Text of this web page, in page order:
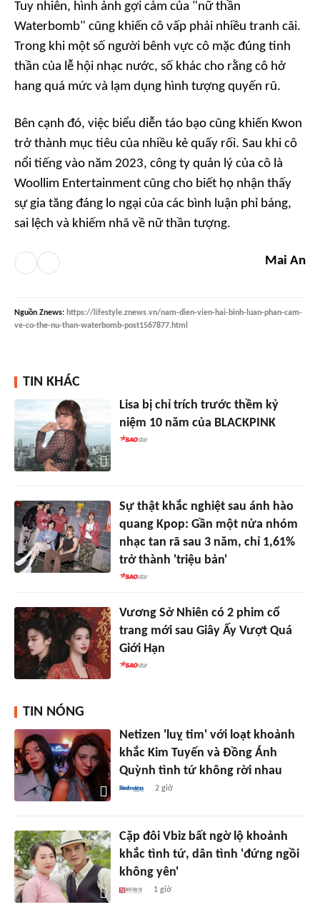
Tuy nhiên, hình ảnh gợi cảm của "nữ thần
Waterbomb" cũng khiến cô vấp phải nhiều tranh cãi.
Trong khi một số người bênh vực cô mặc đúng tinh
thần của lễ hội nhạc nước, số khác cho rằng cô hở
hang quá mức và lạm dụng hình tượng quyến rũ.
Bên cạnh đó, việc biểu diễn táo bạo cũng khiến Kwon
trở thành mục tiêu của nhiều kẻ quấy rối. Sau khi cô
nổi tiếng vào năm 2023, công ty quản lý của cô là
Woollim Entertainment cũng cho biết họ nhận thấy
sự gia tăng đáng lo ngại của các bình luận phỉ báng,
sai lệch và khiếm nhã về nữ thần tượng.
Mai An
Nguồn Znews: https://lifestyle.znews.vn/nam-dien-vien-hai-binh-luan-phan-cam-
ve-co-the-nu-than-waterbomb-post1567877.html
TIN KHÁC
Lisa bị chỉ trích trước thềm kỷ
niệm 10 năm của BLACKPINK
Sự thật khắc nghiệt sau ánh hào
quang Kpop: Gần một nửa nhóm
nhạc tan rã sau 3 năm, chỉ 1,61%
trở thành 'triệu bản'
Vương Sở Nhiên có 2 phim cổ
trang mới sau Giây Ấy Vượt Quá
Giới Hạn
TIN NÓNG
Netizen 'luỵ tim' với loạt khoảnh
khắc Kim Tuyến và Đồng Ánh
Quỳnh tình tứ không rời nhau
2 giờ
Cặp đôi Vbiz bất ngờ lộ khoảnh
khắc tình tứ, dân tình 'đứng ngồi
không yên'
1 giờ